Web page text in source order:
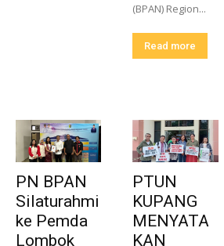
(BPAN) Region...
Read more
PN BPAN
Silaturahmi
ke Pemda
Lombok
PTUN
KUPANG
MENYATA
KAN